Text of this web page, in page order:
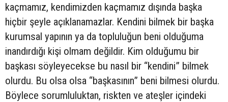
kaçmamız, kendimizden kaçmamız dışında başka
hiçbir şeyle açıklanamazlar. Kendini bilmek bir başka
kurumsal yapının ya da topluluğun beni olduğuma
inandırdığı kişi olmam değildir. Kim olduğumu bir
başkası söyleyecekse bu nasıl bir “kendini” bilmek
olurdu. Bu olsa olsa “başkasının” beni bilmesi olurdu.
Böylece sorumluluktan, riskten ve ateşler içindeki